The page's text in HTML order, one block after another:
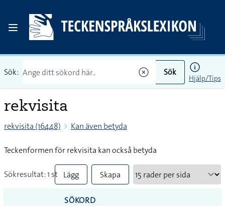
Sök: Sök
Hjälp/Tips
rekvisita
rekvisita (16448) Kan även betyda
Teckenformen för rekvisita kan också betyda
Sökresultat: 1 st Lägg
till
Skapa
SÖKORD